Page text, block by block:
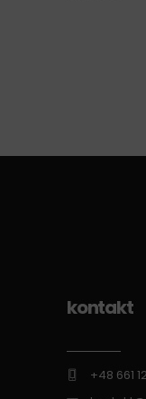
kontakt
+48 661